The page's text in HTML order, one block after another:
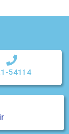
54114